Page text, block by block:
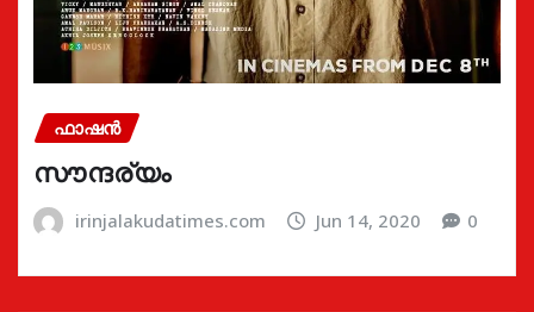
ഫാഷൻ
സൗന്ദര്യം
irinjalakudatimes.com Jun 14, 2020 0